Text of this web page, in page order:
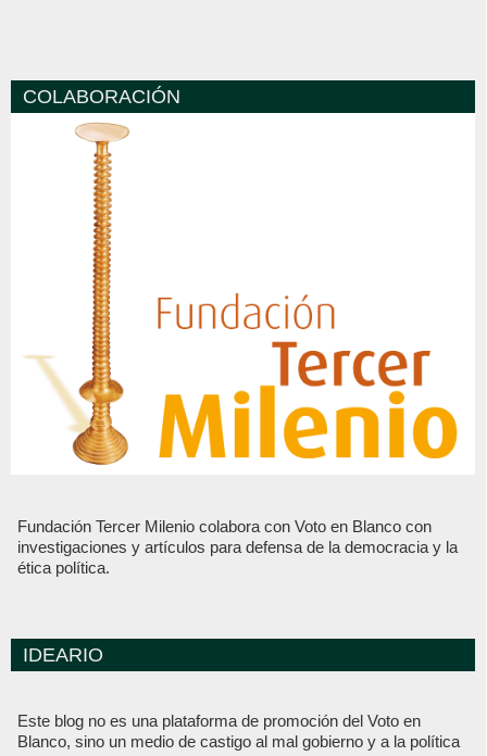
COLABORACIÓN
Fundación Tercer Milenio colabora con Voto en Blanco con
investigaciones y artículos para defensa de la democracia y la
ética política.
IDEARIO
Este blog no es una plataforma de promoción del Voto en
Blanco, sino un medio de castigo al mal gobierno y a la política